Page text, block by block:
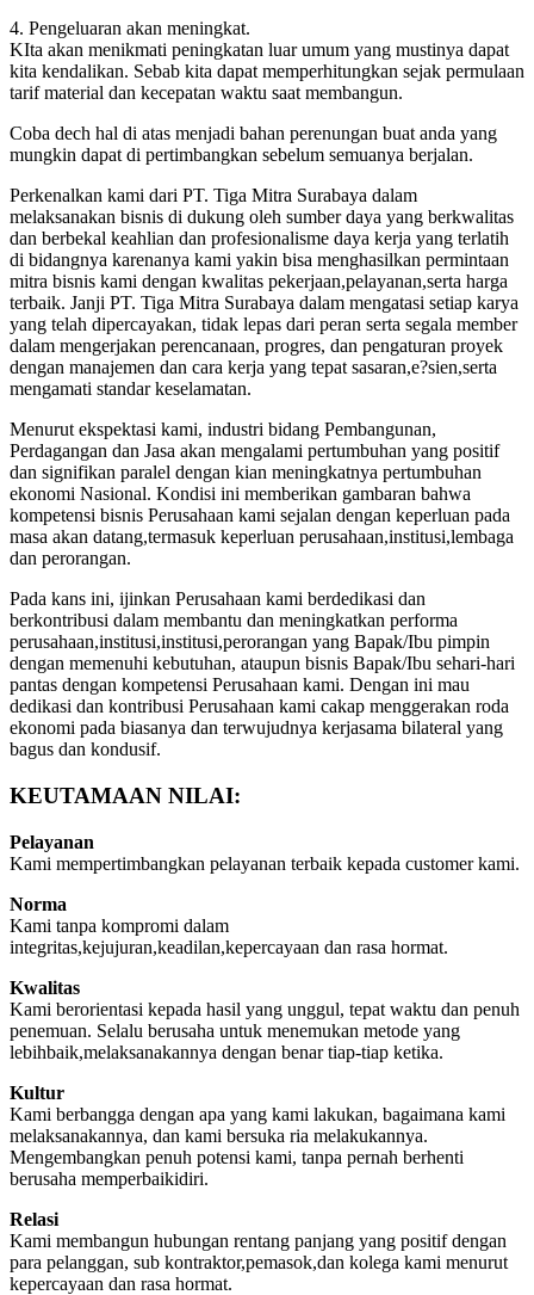
4. Pengeluaran akan meningkat.
KIta akan menikmati peningkatan luar umum yang mustinya dapat
kita kendalikan. Sebab kita dapat memperhitungkan sejak permulaan
tarif material dan kecepatan waktu saat membangun.
Coba dech hal di atas menjadi bahan perenungan buat anda yang
mungkin dapat di pertimbangkan sebelum semuanya berjalan.
Perkenalkan kami dari PT. Tiga Mitra Surabaya dalam
melaksanakan bisnis di dukung oleh sumber daya yang berkwalitas
dan berbekal keahlian dan profesionalisme daya kerja yang terlatih
di bidangnya karenanya kami yakin bisa menghasilkan permintaan
mitra bisnis kami dengan kwalitas pekerjaan,pelayanan,serta harga
terbaik. Janji PT. Tiga Mitra Surabaya dalam mengatasi setiap karya
yang telah dipercayakan, tidak lepas dari peran serta segala member
dalam mengerjakan perencanaan, progres, dan pengaturan proyek
dengan manajemen dan cara kerja yang tepat sasaran,e?sien,serta
mengamati standar keselamatan.
Menurut ekspektasi kami, industri bidang Pembangunan,
Perdagangan dan Jasa akan mengalami pertumbuhan yang positif
dan signifikan paralel dengan kian meningkatnya pertumbuhan
ekonomi Nasional. Kondisi ini memberikan gambaran bahwa
kompetensi bisnis Perusahaan kami sejalan dengan keperluan pada
masa akan datang,termasuk keperluan perusahaan,institusi,lembaga
dan perorangan.
Pada kans ini, ijinkan Perusahaan kami berdedikasi dan
berkontribusi dalam membantu dan meningkatkan performa
perusahaan,institusi,institusi,perorangan yang Bapak/Ibu pimpin
dengan memenuhi kebutuhan, ataupun bisnis Bapak/Ibu sehari-hari
pantas dengan kompetensi Perusahaan kami. Dengan ini mau
dedikasi dan kontribusi Perusahaan kami cakap menggerakan roda
ekonomi pada biasanya dan terwujudnya kerjasama bilateral yang
bagus dan kondusif.
KEUTAMAAN NILAI:
Pelayanan
Kami mempertimbangkan pelayanan terbaik kepada customer kami.
Norma
Kami tanpa kompromi dalam
integritas,kejujuran,keadilan,kepercayaan dan rasa hormat.
Kwalitas
Kami berorientasi kepada hasil yang unggul, tepat waktu dan penuh
penemuan. Selalu berusaha untuk menemukan metode yang
lebihbaik,melaksanakannya dengan benar tiap-tiap ketika.
Kultur
Kami berbangga dengan apa yang kami lakukan, bagaimana kami
melaksanakannya, dan kami bersuka ria melakukannya.
Mengembangkan penuh potensi kami, tanpa pernah berhenti
berusaha memperbaikidiri.
Relasi
Kami membangun hubungan rentang panjang yang positif dengan
para pelanggan, sub kontraktor,pemasok,dan kolega kami menurut
kepercayaan dan rasa hormat.